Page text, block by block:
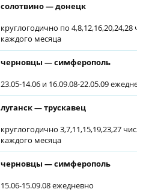
солотвино — донецк
круглогодично по 4,8,12,16,20,24,28
каждого месяца
черновцы — симферополь
23.05-14.06 и 16.09.08-22.05.09 ежедневно
луганск — трускавец
круглогодично 3,7,11,15,19,23,27 числа
каждого месяца
черновцы — симферополь
15.06-15.09.08 ежедневно